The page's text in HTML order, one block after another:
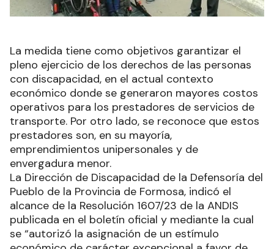
La medida tiene como objetivos garantizar el
pleno ejercicio de los derechos de las personas
con discapacidad, en el actual contexto
económico donde se generaron mayores costos
operativos para los prestadores de servicios de
transporte. Por otro lado, se reconoce que estos
prestadores son, en su mayoría,
emprendimientos unipersonales y de
envergadura menor.
La Dirección de Discapacidad de la Defensoría del
Pueblo de la Provincia de Formosa, indicó el
alcance de la Resolución 1607/23 de la ANDIS
publicada en el boletín oficial y mediante la cual
se “autorizó la asignación de un estímulo